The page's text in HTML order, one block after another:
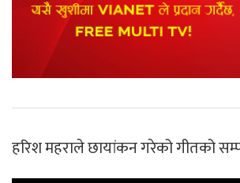
हरिश महराले छायांकन गरेको गीतको